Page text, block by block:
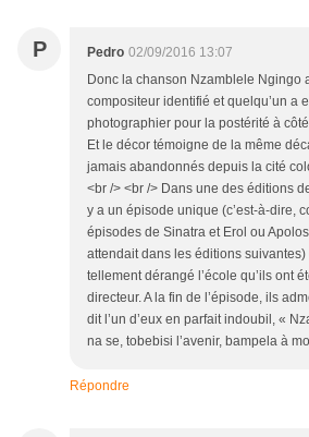
P Pedro 02/09/2016 13:07
Donc la chanson Nzamblele Ngingo
compositeur identifié et quelqu’un a
photographier pour la postérité à
Et le décor témoigne de la même
jamais abandonnés depuis la cité
<br /> <br /> Dans une des éditions
y a un épisode unique (c’est-à-dire,
épisodes de Sinatra et Erol ou
attendait dans les éditions
tellement dérangé l’école qu’ils ont
directeur. A la fin de l’épisode, ils
dit l’un d’eux en parfait indoubil, «
na se, tobebisi l’avenir, bampela à
Répondre